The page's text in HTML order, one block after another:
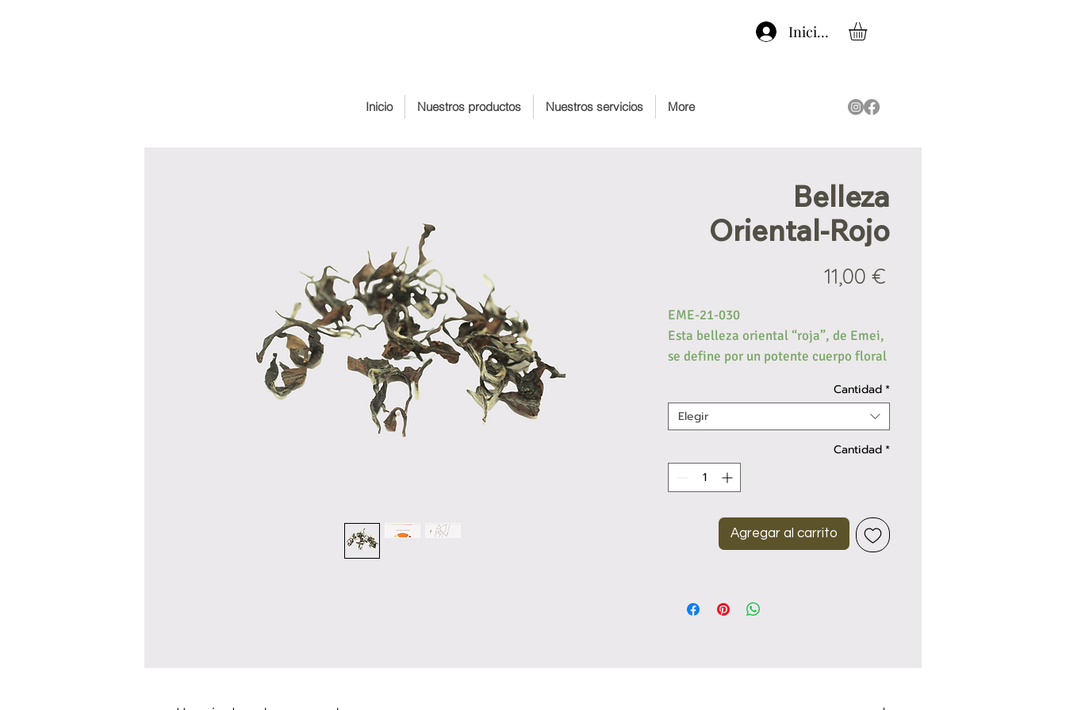
Iniciar sesión
Inicio Nuestros productos Nuestros servicios More
Belleza
Oriental-Rojo
11,00 €
EME-21-030
Esta belleza oriental “roja”, de Emei,
se define por un potente cuerpo floral
Cantidad*
Elegir
Cantidad*
Agregar al carrito